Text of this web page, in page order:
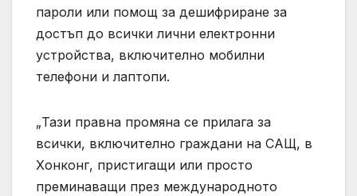
пароли или помощ за дешифриране за
достъп до всички лични електронни
устройства, включително мобилни
телефони и лаптопи.
„Тази правна промяна се прилага за
всички, включително граждани на САЩ, в
Хонконг, пристигащи или просто
преминаващи през международното